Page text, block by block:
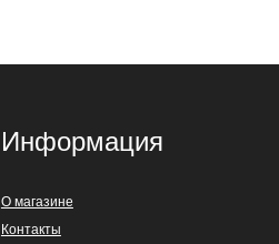
Информация
О магазине
Контакты